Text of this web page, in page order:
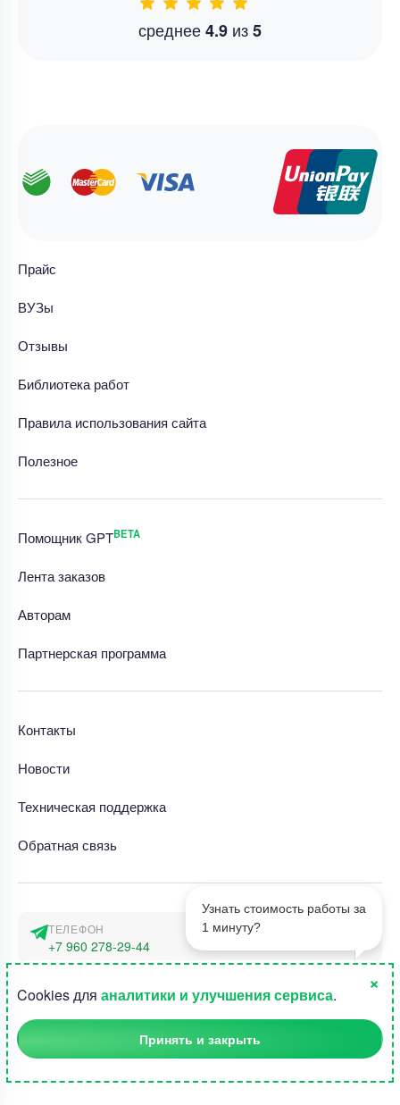
среднее4.9 из5
1
Узнать стоимость работы за
1 минуту?
Прайс
ВУЗы
Отзывы
Библиотека работ
Правила использования сайта
Полезное
Помощник GPTBETA
Лента заказов
Авторам
Партнерская программа
Контакты
Новости
Техническая поддержка
Обратная связь
ТЕЛЕФОН
+7 960 278-29-44
г. Москва, наб. Тараса Шевченко 23а
©2015-2026, Студландия -
Cookies для аналитики и улучшения сервиса.
×
Принять и закрыть